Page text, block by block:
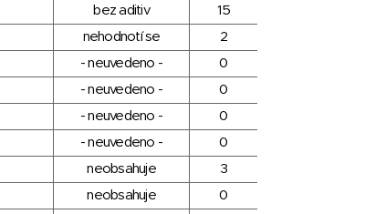
bez aditiv
15
nehodnotí se
2
- neuvedeno -
0
- neuvedeno -
0
- neuvedeno -
0
- neuvedeno -
0
neobsahuje
3
neobsahuje
0